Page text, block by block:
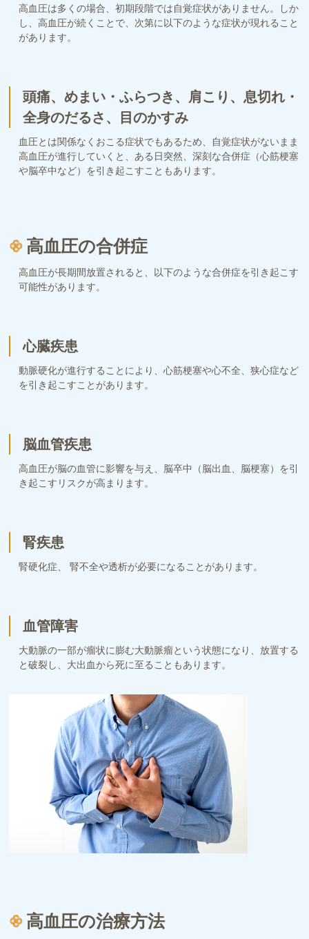
高血圧は多くの場合、初期段階では自覚症状がありません。しか
し、高血圧が続くことで、次第に以下のような症状が現れること
があります。
頭痛、めまい・ふらつき、肩こり、息切れ・
全身のだるさ、目のかすみ
血圧とは関係なくおこる症状でもあるため、自覚症状がないまま
高血圧が進行していくと、ある日突然、深刻な合併症（心筋梗塞
や脳卒中など）を引き起こすこともあります。
高血圧の合併症
高血圧が長期間放置されると、以下のような合併症を引き起こす
可能性があります。
心臓疾患
動脈硬化が進行することにより、心筋梗塞や心不全、狭心症など
を引き起こすことがあります。
脳血管疾患
高血圧が脳の血管に影響を与え、脳卒中（脳出血、脳梗塞）を引
き起こすリスクが高まります。
腎疾患
腎硬化症、 腎不全や透析が必要になることがあります。
血管障害
大動脈の一部が瘤状に膨む大動脈瘤という状態になり、放置する
と破裂し、大出血から死に至ることもあります。
高血圧の治療方法